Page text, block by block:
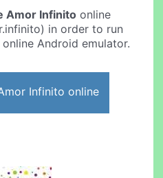
Amor Infinito online
in order to run
Android emulator.
Infinito online